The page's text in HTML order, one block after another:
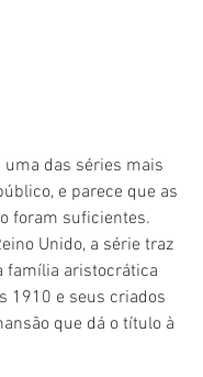
das séries mais
e parece que as
foram suficientes.
Unido, a série traz
família aristocrática
1910 e seus criados
que dá o título à